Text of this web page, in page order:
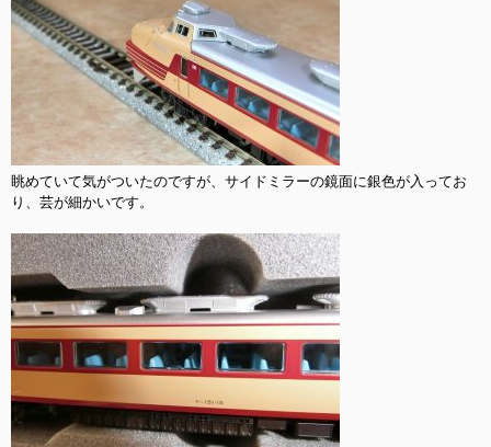
眺めていて気がついたのですが、サイドミラーの鏡面に銀色が入ってお
り、芸が細かいです。